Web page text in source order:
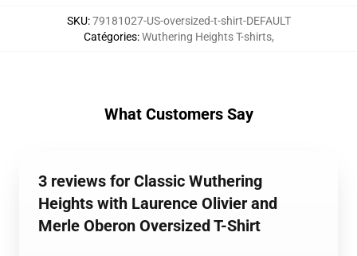
SKU:79181027-US-oversized-t-shirt-DEFAULT
Catégories:Wuthering Heights T-shirts,
What Customers Say
3 reviews for Classic Wuthering
Heights with Laurence Olivier and
Merle Oberon Oversized T-Shirt